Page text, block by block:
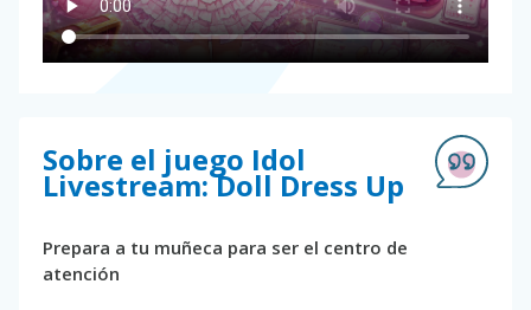
Sobre el juego Idol
Livestream: Doll Dress Up
Prepara a tu muñeca para ser el centro de
atención